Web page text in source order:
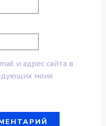
и адрес сайта в
моих